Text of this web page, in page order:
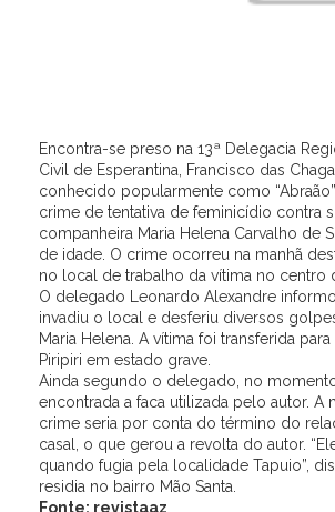
Encontra-se preso na 13ª Delegacia
Civil de Esperantina, Francisco das
conhecido popularmente como
crime de tentativa de feminicídio contra
companheira Maria Helena Carvalho de
de idade. O crime ocorreu na manhã
no local de trabalho da vítima no centro
O delegado Leonardo Alexandre
invadiu o local e desferiu diversos
Maria Helena. A vítima foi transferida
Piripiri em estado grave.
Ainda segundo o delegado, no
encontrada a faca utilizada pelo autor. A
crime seria por conta do término do
casal, o que gerou a revolta do autor.
quando fugia pela localidade Tapuio”,
residia no bairro Mão Santa.
Fonte: revistaaz